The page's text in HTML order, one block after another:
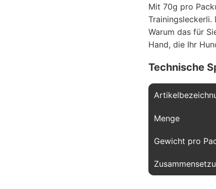
Mit 70g pro
Warum das für
Hand, die Ihr
Technische
Menge
Gewicht pro